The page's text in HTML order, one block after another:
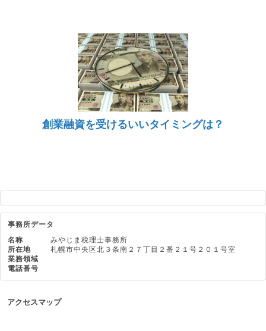
創業融資を受けるいいタイミングは？
事務所データ
名称
みやじま税理士事務所
所在地 札幌市中央区北３条南２７丁目２番２１号２０１号室
業務領域
電話番号
アクセスマップ